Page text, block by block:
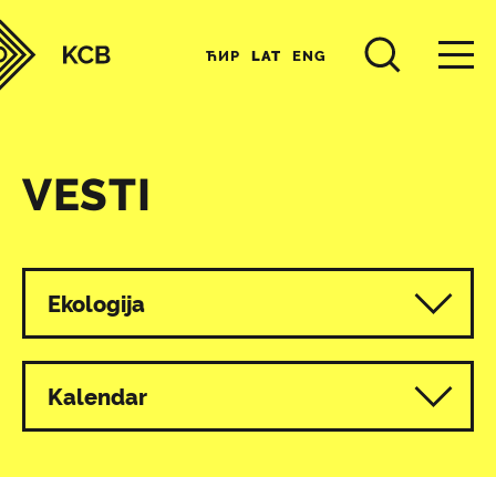
ЋИР LAT ENG
VESTI
Svi programi
Ekologija
Kalendar